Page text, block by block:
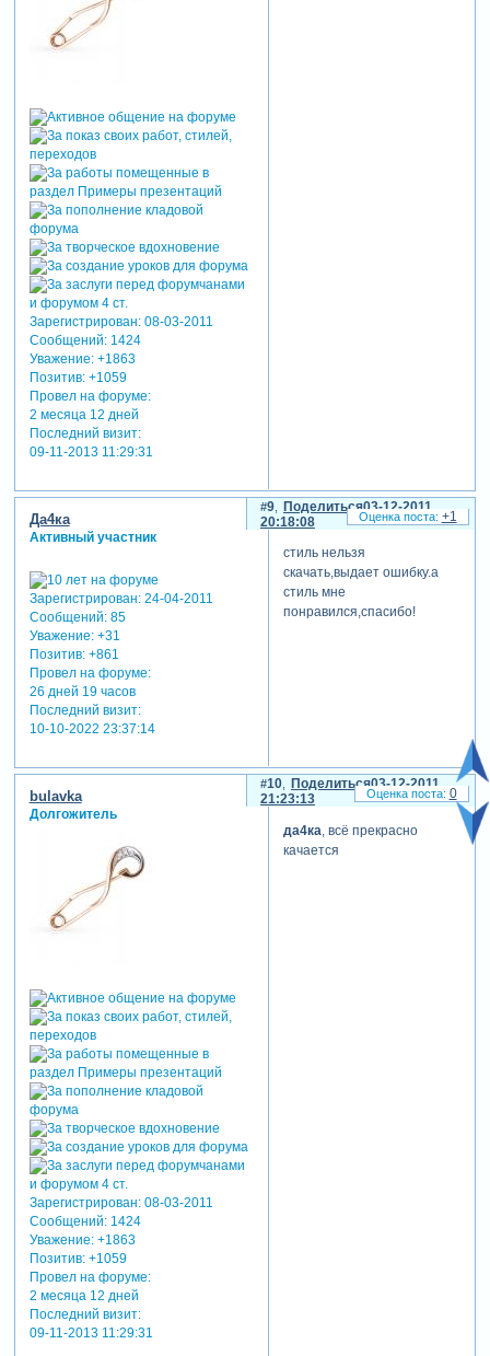
Зарегистрирован: 08-03-2011
Сообщений:1424
Уважение: +1863
Позитив: +1059
Провел на форуме:
2 месяца 12 дней
Последний визит:
09-11-2013 11:29:31
Поделиться
9
03-12-2011
20:18:08
Да4ка
Активный участник
Зарегистрирован: 24-04-2011
Сообщений:85
Уважение: +31
Позитив: +861
Провел на форуме:
26 дней 19 часов
Последний визит:
10-10-2022 23:37:14
стиль нельзя
скачать,выдает ошибку.а
стиль мне
понравился,спасибо!
+1
Поделиться
10
03-12-2011
21:23:13
bulavka
Долгожитель
Зарегистрирован: 08-03-2011
Сообщений:1424
Уважение: +1863
Позитив: +1059
Провел на форуме:
2 месяца 12 дней
Последний визит:
09-11-2013 11:29:31
да4ка , всё прекрасно
качается
0